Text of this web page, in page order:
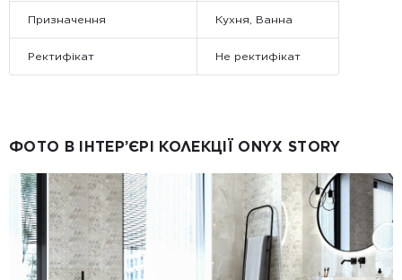
Призначення Кухня, Ванна
Ректифікат Не ректифікат
ФОТО В ІНТЕР’ЄРІ КОЛЕКЦІЇ ONYX STORY